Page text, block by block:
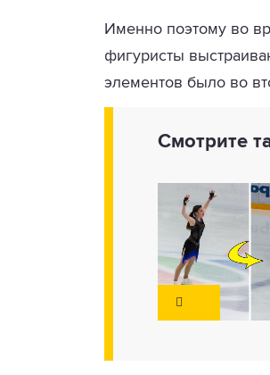
Именно поэтому во
фигуристы
элементов было во
Смотрите